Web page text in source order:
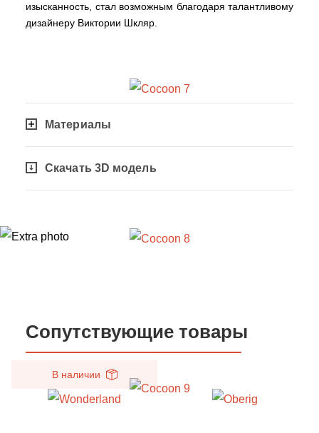
изысканность, стал возможным благодаря талантливому
дизайнеру Виктории Шкляр.
Материалы
Скачать 3D модель
Сопутствующие товары
В наличии